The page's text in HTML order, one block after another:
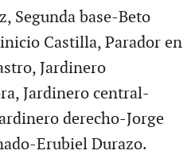
Segunda base-Beto
Castilla, Parador en
Jardinero
Jardinero central-
derecho-Jorge
Erubiel Durazo.